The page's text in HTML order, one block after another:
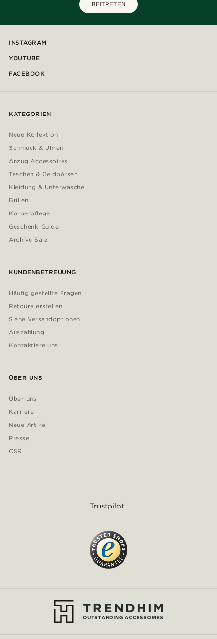
BEITRETEN
INSTAGRAM
YOUTUBE
FACEBOOK
KATEGORIEN
Neue Kollektion
Schmuck & Uhren
Anzug Accessoires
Taschen & Geldbörsen
Kleidung & Unterwäsche
Brillen
Körperpflege
Geschenk-Guide
Archive Sale
KUNDENBETREUUNG
Häufig gestellte Fragen
Retoure erstellen
Siehe Versandoptionen
Auszahlung
Kontaktiere uns
ÜBER UNS
Über uns
Karriere
Neue Artikel
Presse
CSR
Trustpilot